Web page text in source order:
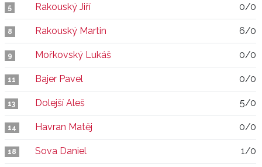
5 Rakouský Jiří 0/0
8 Rakouský Martin 6/0
9 Mořkovský Lukáš 0/0
11 Bajer Pavel 0/0
13 Dolejší Aleš 5/0
14 Havran Matěj 0/0
18 Sova Daniel 1/0